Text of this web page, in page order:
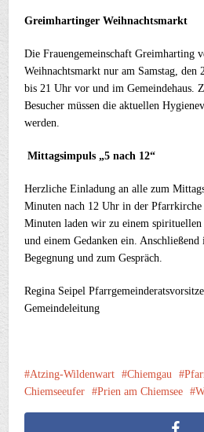
Greimhartinger Weihnachtsmarkt
Die Frauengemeinschaft Greimharting
Weihnachtsmarkt nur am Samstag,
bis 21 Uhr vor und im Gemeindehaus.
Besucher müssen die aktuellen
werden.
Mittagsimpuls „5 nach 12“
Herzliche Einladung an alle zum
Minuten nach 12 Uhr in der
Minuten laden wir zu einem
und einem Gedanken ein.
Begegnung und zum Gespräch.
Regina Seipel
Gemeindeleitung
Atzing-Wildenwart Chiemgau
Chiemseeufer
Prien am Chiemsee